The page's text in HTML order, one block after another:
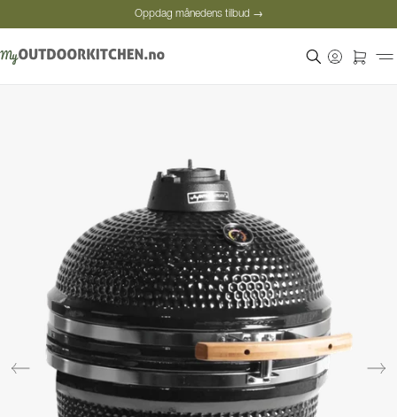
Oppdag månedens tilbud →